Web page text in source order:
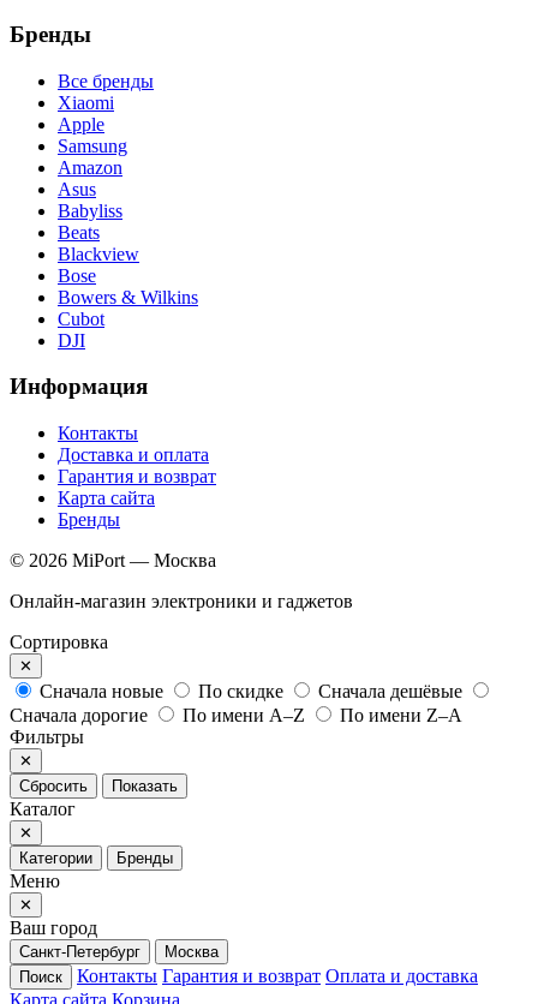
Бренды
Все бренды
Xiaomi
Apple
Samsung
Amazon
Asus
Babyliss
Beats
Blackview
Bose
Bowers & Wilkins
Cubot
DJI
Информация
Контакты
Доставка и оплата
Гарантия и возврат
Карта сайта
Бренды
© 2026 MiPort — Москва
Онлайн-магазин электроники и гаджетов
Сортировка
✕
Сначала новые По скидке
Сначала дешёвые
Сначала дорогие
По имени A–Z
По имени Z–A
Фильтры
✕
Сбросить
Показать
Каталог
✕
Категории
Бренды
Меню
✕
Ваш город
Санкт-Петербург
Москва
Поиск
Контакты Гарантия и возврат Оплата и доставка
Карта сайта Корзина